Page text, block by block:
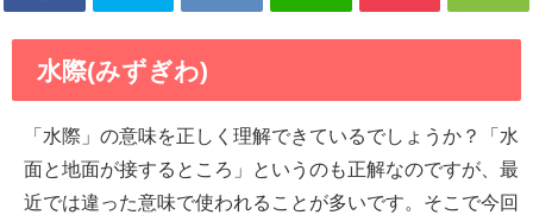
水際(みずぎわ)
「水際」の意味を正しく理解できているでしょうか？「水
面と地面が接するところ」というのも正解なのですが、最
近では違った意味で使われることが多いです。そこで今回